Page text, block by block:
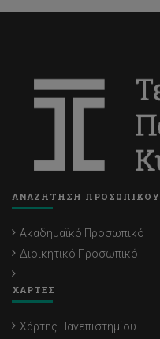
ΑΝΑΖΗΤΗΣΗ ΠΡΟΣΩΠΙΚΟΥ
Ακαδημαϊκό Προσωπικό
Διοικητικό Προσωπικό
ΧΑΡΤΕΣ
Χάρτης Πανεπιστημίου